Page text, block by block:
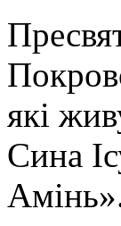
які
Сина